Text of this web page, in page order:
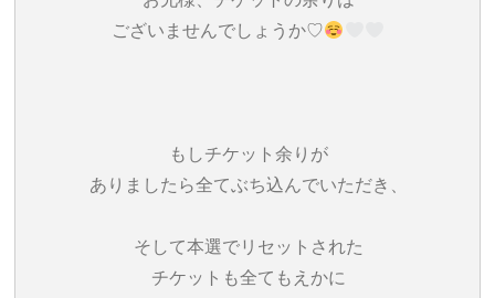
ございませんでしょうか♡
もしチケット余りが
ありましたら全てぶち込んでいただき、
そして本選でリセットされた
チケットも全てもえかに